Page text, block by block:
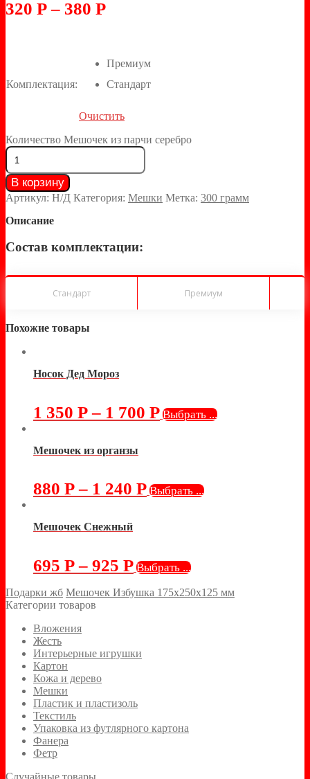
320 Р– 380 Р
Комплектация:
Премиум
Стандарт
Очистить
Количество Мешочек из парчи серебро
В корзину
Артикул: Н/Д Категория: Мешки Метка: 300 грамм
Описание
Состав комплектации:
Стандарт Премиум
Похожие товары
Носок Дед Мороз
1 350 Р– 1 700 Р Выбрать ...
Мешочек из органзы
880 Р– 1 240 Р Выбрать ...
Мешочек Снежный
695 Р– 925 Р Выбрать ...
Подарки жб Мешочек Избушка 175х250х125 мм
Категории товаров
Вложения
Жесть
Интерьерные игрушки
Картон
Кожа и дерево
Мешки
Пластик и пластизоль
Текстиль
Упаковка из футлярного картона
Фанера
Фетр
Случайные товары